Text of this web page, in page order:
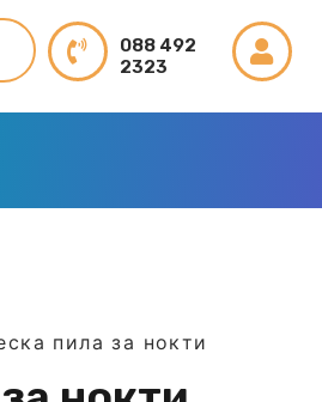
088 492
2323
пила за нокти